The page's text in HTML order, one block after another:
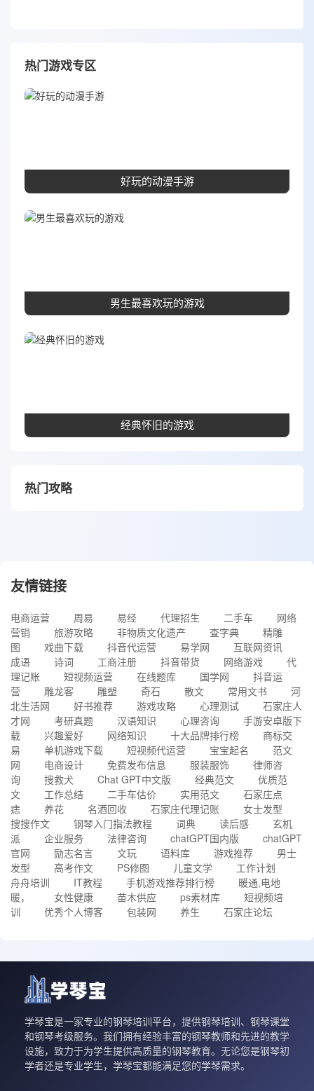
热门游戏专区
好玩的动漫手游
男生最喜欢玩的游戏
经典怀旧的游戏
热门攻略
友情链接
电商运营 周易 易经 代理招生 二手车
网络
营销
旅游攻略 非物质文化遗产 查字典
精雕
图
戏曲下载 抖音代运营 易学网
互联网资讯
成语
诗词 工商注册 抖音带货 网络游戏
代
理记账
短视频运营 在线题库 国学网
抖音运
营
雕龙客 雕塑 奇石 散文 常用文书
河
北生活网
好书推荐 游戏攻略 心理测试
石家庄人
才网
考研真题 汉语知识 心理咨询
手游安卓版下
载
兴趣爱好 网络知识 十大品牌排行榜
商标交
易
单机游戏下载 短视频代运营 宝宝起名
范文
网
电商设计 免费发布信息 服装服饰
律师咨
询
搜救犬 Chat GPT中文版 经典范文
优质范
文
工作总结 二手车估价 实用范文
石家庄点
痣
养花 名酒回收 石家庄代理记账
女士发型
搜搜作文
钢琴入门指法教程 词典 读后感
玄机
派
企业服务 法律咨询 chatGPT国内版
chatGPT
官网
励志名言 文玩 语料库 游戏推荐
男士
发型
高考作文 PS修图 儿童文学
工作计划
舟舟培训
IT教程 手机游戏推荐排行榜
暖通,电地
暖，
女性健康 苗木供应 ps素材库
短视频培
训
优秀个人博客 包装网 养生 石家庄论坛
学琴宝是一家专业的钢琴培训平台，提供钢琴培训、钢琴课堂
和钢琴考级服务。我们拥有经验丰富的钢琴教师和先进的教学
设施，致力于为学生提供高质量的钢琴教育。无论您是钢琴初
学者还是专业学生，学琴宝都能满足您的学琴需求。